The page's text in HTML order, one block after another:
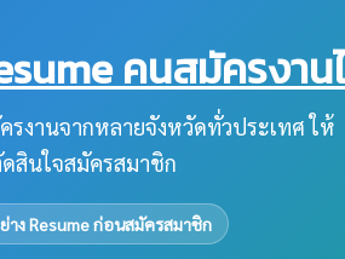
คนสมัครงา
รงานจากหลายจังหวัดทั่วประเทศ ให้
สินใจสมัครสมาชิก
าง Resume ก่อนสมัครสมาชิก